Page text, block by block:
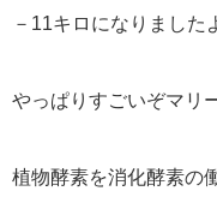
－11キロになりました
やっぱりすごいぞマリ
植物酵素を消化酵素の